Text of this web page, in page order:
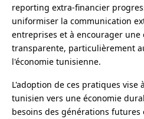
reporting extra-financier
uniformiser la communication
entreprises et à encourager
transparente, particulièrement
l'économie tunisienne.
L'adoption de ces pratiques vise
tunisien vers une économie
besoins des générations futures